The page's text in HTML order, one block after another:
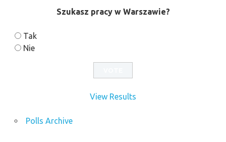
Szukasz pracy w Warszawie?
Tak
Nie
View Results
Polls Archive